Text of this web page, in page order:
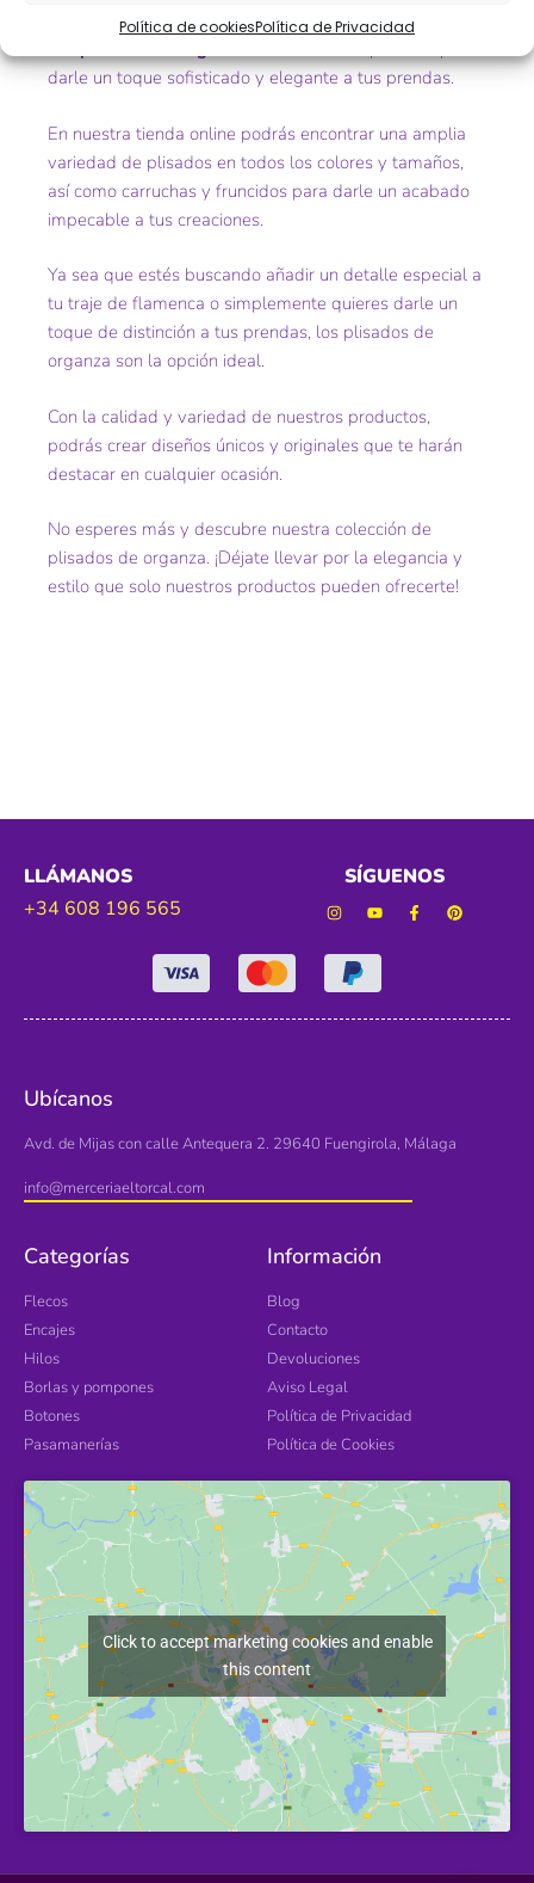
Política de cookiesPolítica de Privacidad
darle un toque sofisticado y elegante a tus prendas.
En nuestra tienda online podrás encontrar una amplia
variedad de plisados en todos los colores y tamaños,
así como carruchas y fruncidos para darle un acabado
impecable a tus creaciones.
Ya sea que estés buscando añadir un detalle especial a
tu traje de flamenca o simplemente quieres darle un
toque de distinción a tus prendas, los plisados de
organza son la opción ideal.
Con la calidad y variedad de nuestros productos,
podrás crear diseños únicos y originales que te harán
destacar en cualquier ocasión.
No esperes más y descubre nuestra colección de
plisados de organza. ¡Déjate llevar por la elegancia y
estilo que solo nuestros productos pueden ofrecerte!
LLÁMANOS
+34 608 196 565
SÍGUENOS
Ubícanos
Avd. de Mijas con calle Antequera 2. 29640 Fuengirola, Málaga
info@merceriaeltorcal.com
Categorías
Flecos
Encajes
Hilos
Borlas y pompones
Botones
Pasamanerías
Información
Blog
Contacto
Devoluciones
Aviso Legal
Política de Privacidad
Política de Cookies
Click to accept marketing cookies and enable
this content